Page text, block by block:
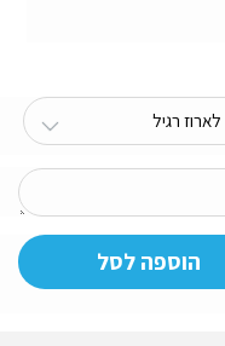
הוספה לסל